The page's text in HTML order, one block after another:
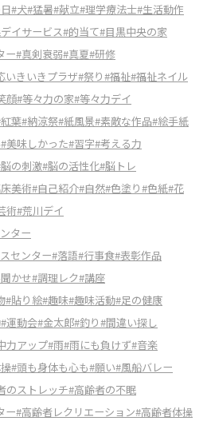
#犬#猛暑#献立#理学療法士#生活動作
イサービス#的当て#目黒中央の家
ー#真剣衰弱#真夏#研修
いきいきプラザ#祭り#福祉#福祉ネイル
顔#等々力の家#等々力デイ
葉#納涼祭#紙風景#素敵な作品#絵手紙
#美味しかった#習字#考える力
の刺激#脳の活性化#脳トレ
美術#自己紹介#自然#色塗り#色紙#花
術#荒川デイ
ター
センター#落語#行事食#表彰作品
かせ#調理レク#講座
#貼り絵#趣味#趣味活動#足の健康
#運動会#金太郎#釣り#間違い探し
力アップ#雨#雨にも負けず#音楽
#頭も身体も心も#願い#風船バレー
のストレッチ#高齢者の不眠
ー#高齢者レクリエーション#高齢者体操